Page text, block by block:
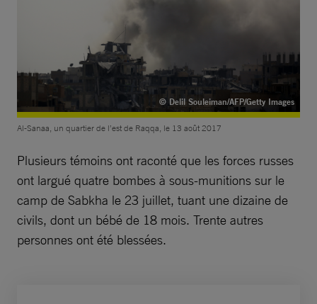
© Delil Souleiman/AFP/Getty Images
Al-Sanaa, un quartier de l’est de Raqqa, le 13 août 2017
Plusieurs témoins ont raconté que les forces russes
ont largué quatre bombes à sous-munitions sur le
camp de Sabkha le 23 juillet, tuant une dizaine de
civils, dont un bébé de 18 mois. Trente autres
personnes ont été blessées.